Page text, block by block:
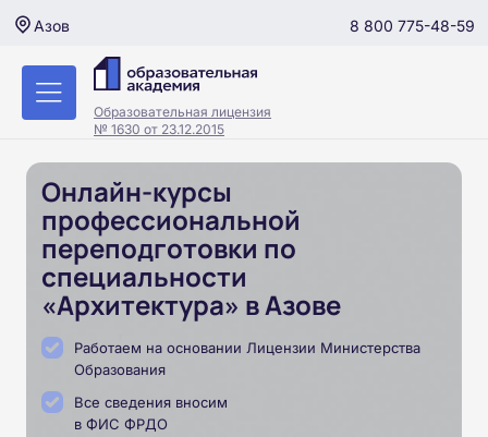
Азов 8 800 775-48-59
Образовательная лицензия
№ 1630 от 23.12.2015
Онлайн-курсы
профессиональной
переподготовки по
специальности
«Архитектура» в Азове
Работаем на основании Лицензии Министерства
Образования
Все сведения вносим
в ФИС ФРДО